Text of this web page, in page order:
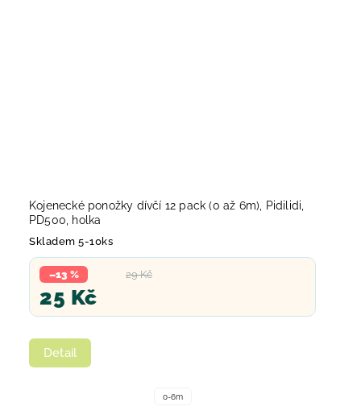
Kojenecké ponožky dívčí 12 pack (0 až 6m), Pidilidi,
PD500, holka
Skladem 5-10ks
29 Kč
–13 %
25 Kč
Detail
0-6m